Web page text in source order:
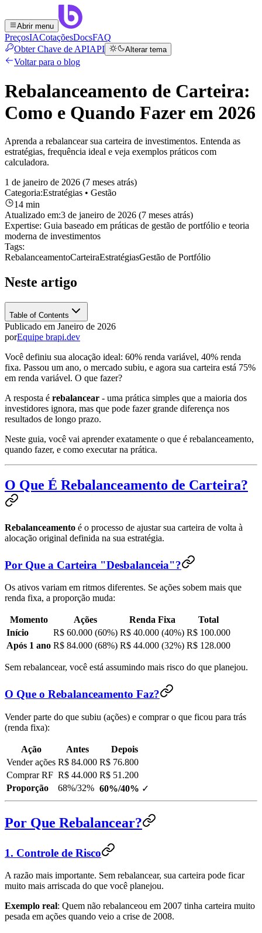
Abrir menu
PreçosIACotaçõesDocsFAQ
Obter Chave de APIAPI Alterar tema
Voltar para o blog
Rebalanceamento de Carteira:
Como e Quando Fazer em 2026
Aprenda a rebalancear sua carteira de investimentos. Entenda as
estratégias, frequência ideal e veja exemplos práticos com
calculadora.
1 de janeiro de 2026 (7 meses atrás)
Categoria:Estratégias • Gestão
14 min
Atualizado em:3 de janeiro de 2026 (7 meses atrás)
Expertise: Guia baseado em práticas de gestão de portfólio e teoria
moderna de investimentos
Tags:
RebalanceamentoCarteiraEstratégiasGestão de Portfólio
Neste artigo
Table of Contents
Publicado em Janeiro de 2026
porEquipe brapi.dev
Você definiu sua alocação ideal: 60% renda variável, 40% renda
fixa. Passou um ano, o mercado subiu, e agora sua carteira está 75%
em renda variável. O que fazer?
A resposta é rebalancear - uma prática simples que a maioria dos
investidores ignora, mas que pode fazer grande diferença nos
resultados de longo prazo.
Neste guia, você vai aprender exatamente o que é rebalanceamento,
quando fazer, e como executar na prática.
O Que É Rebalanceamento de Carteira?
Rebalanceamento é o processo de ajustar sua carteira de volta à
alocação original definida na sua estratégia.
Por Que a Carteira "Desbalanceia"?
Os ativos variam em ritmos diferentes. Se ações sobem mais que
renda fixa, a proporção muda:
Momento Ações Renda Fixa
Total
Início
R$ 60.000 (60%) R$ 40.000 (40%) R$ 100.000
Após 1 ano R$ 84.000 (68%) R$ 44.000 (32%) R$ 128.000
Sem rebalancear, você está assumindo mais risco do que planejou.
O Que o Rebalanceamento Faz?
Vender parte do que subiu (ações) e comprar o que ficou para trás
(renda fixa):
Ação Antes
Depois
Vender ações R$ 84.000 R$ 76.800
Comprar RF R$ 44.000 R$ 51.200
Proporção
68%/32% 60%/40% ✓
Por Que Rebalancear?
1. Controle de Risco
A razão mais importante. Sem rebalancear, sua carteira pode ficar
muito mais arriscada do que você planejou.
Exemplo real: Quem não rebalanceou em 2007 tinha carteira muito
pesada em ações quando veio a crise de 2008.